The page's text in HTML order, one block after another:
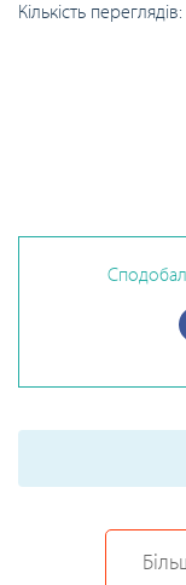
Кількість переглядів: